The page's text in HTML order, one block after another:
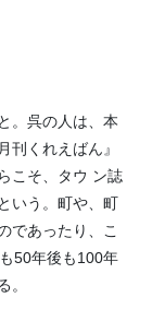
。呉の人は、本
刊くれえばん』
こそ、タウ ン誌
いう。町や、町
であったり、こ
50年後も100年
。